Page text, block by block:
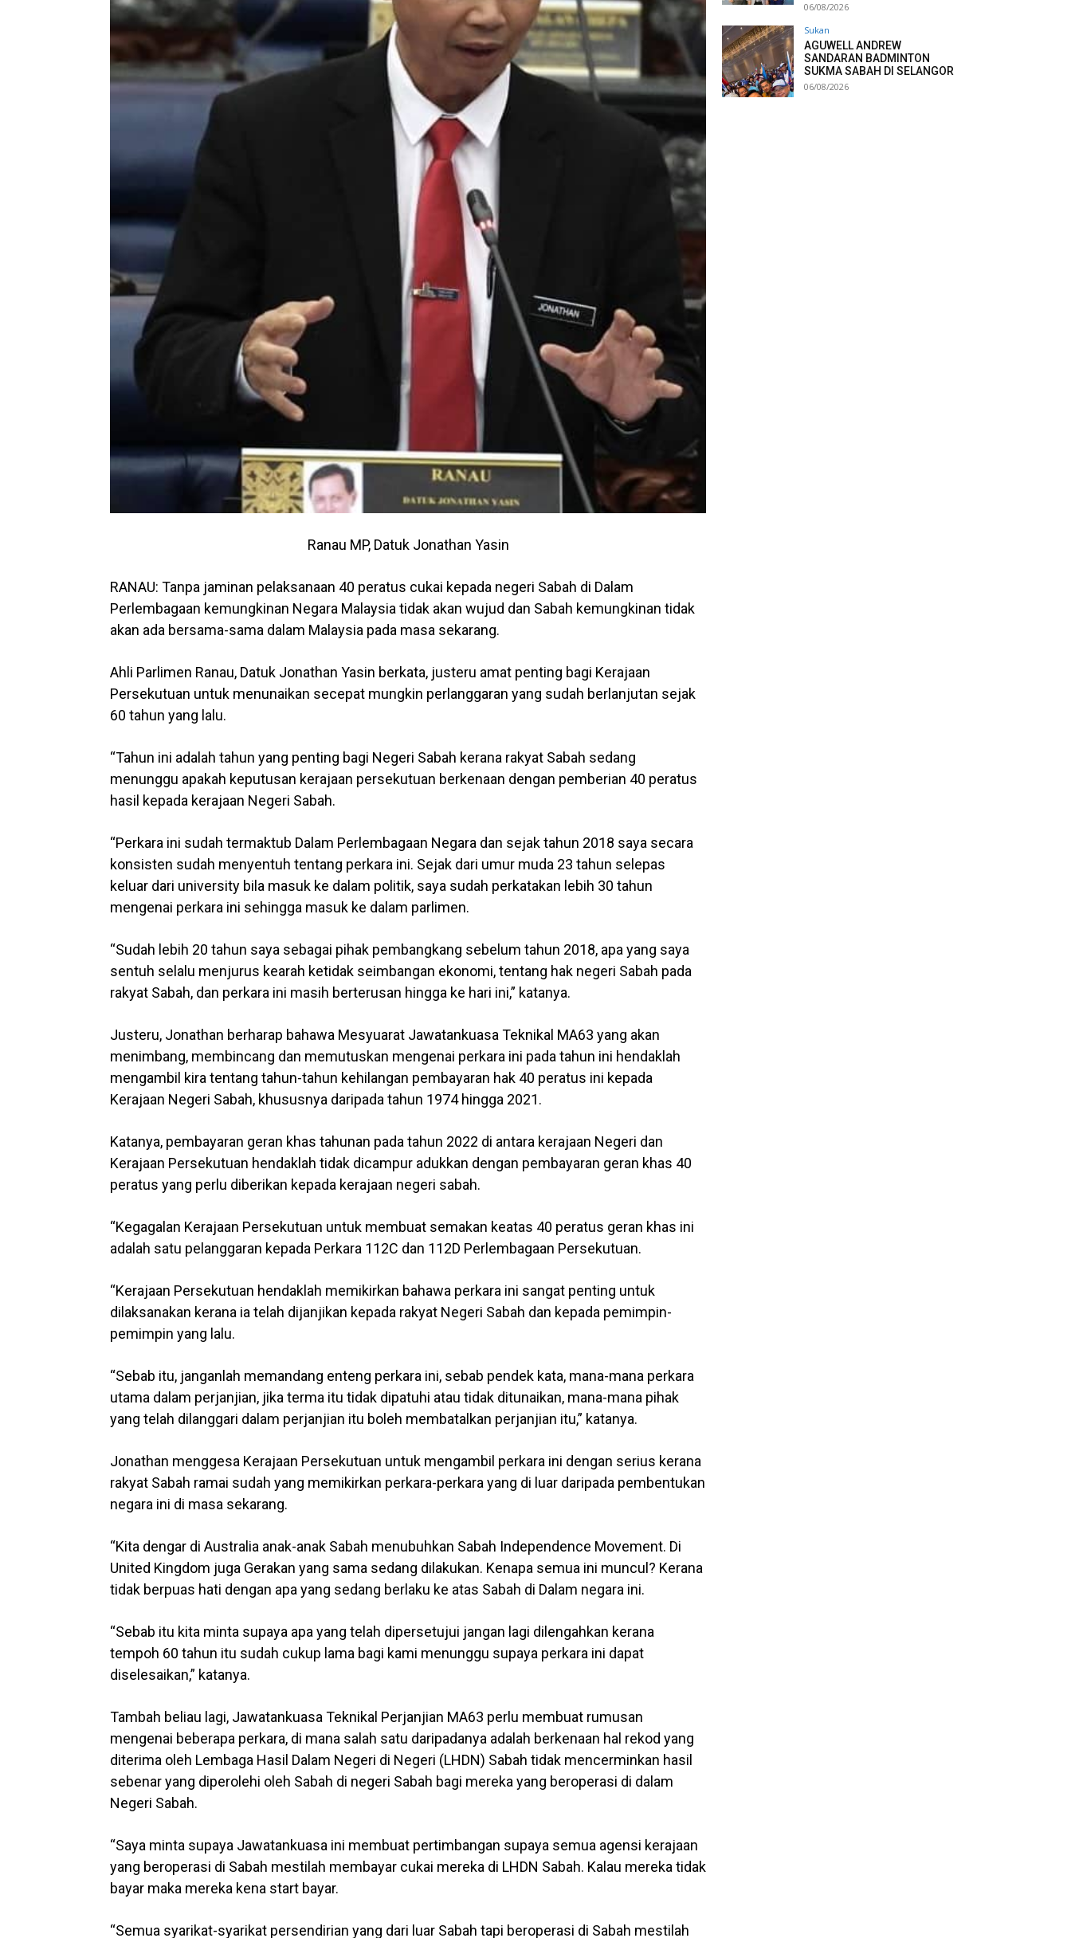
Ranau MP, Datuk Jonathan Yasin
RANAU: Tanpa jaminan pelaksanaan 40 peratus cukai kepada negeri Sabah di Dalam
Perlembagaan kemungkinan Negara Malaysia tidak akan wujud dan Sabah kemungkinan tidak
akan ada bersama-sama dalam Malaysia pada masa sekarang.
Ahli Parlimen Ranau, Datuk Jonathan Yasin berkata, justeru amat penting bagi Kerajaan
Persekutuan untuk menunaikan secepat mungkin perlanggaran yang sudah berlanjutan sejak
60 tahun yang lalu.
“Tahun ini adalah tahun yang penting bagi Negeri Sabah kerana rakyat Sabah sedang
menunggu apakah keputusan kerajaan persekutuan berkenaan dengan pemberian 40 peratus
hasil kepada kerajaan Negeri Sabah.
“Perkara ini sudah termaktub Dalam Perlembagaan Negara dan sejak tahun 2018 saya secara
konsisten sudah menyentuh tentang perkara ini. Sejak dari umur muda 23 tahun selepas
keluar dari university bila masuk ke dalam politik, saya sudah perkatakan lebih 30 tahun
mengenai perkara ini sehingga masuk ke dalam parlimen.
“Sudah lebih 20 tahun saya sebagai pihak pembangkang sebelum tahun 2018, apa yang saya
sentuh selalu menjurus kearah ketidak seimbangan ekonomi, tentang hak negeri Sabah pada
rakyat Sabah, dan perkara ini masih berterusan hingga ke hari ini,” katanya.
Justeru, Jonathan berharap bahawa Mesyuarat Jawatankuasa Teknikal MA63 yang akan
menimbang, membincang dan memutuskan mengenai perkara ini pada tahun ini hendaklah
mengambil kira tentang tahun-tahun kehilangan pembayaran hak 40 peratus ini kepada
Kerajaan Negeri Sabah, khususnya daripada tahun 1974 hingga 2021.
Katanya, pembayaran geran khas tahunan pada tahun 2022 di antara kerajaan Negeri dan
Kerajaan Persekutuan hendaklah tidak dicampur adukkan dengan pembayaran geran khas 40
peratus yang perlu diberikan kepada kerajaan negeri sabah.
“Kegagalan Kerajaan Persekutuan untuk membuat semakan keatas 40 peratus geran khas ini
adalah satu pelanggaran kepada Perkara 112C dan 112D Perlembagaan Persekutuan.
“Kerajaan Persekutuan hendaklah memikirkan bahawa perkara ini sangat penting untuk
dilaksanakan kerana ia telah dijanjikan kepada rakyat Negeri Sabah dan kepada pemimpin-
pemimpin yang lalu.
“Sebab itu, janganlah memandang enteng perkara ini, sebab pendek kata, mana-mana perkara
utama dalam perjanjian, jika terma itu tidak dipatuhi atau tidak ditunaikan, mana-mana pihak
yang telah dilanggari dalam perjanjian itu boleh membatalkan perjanjian itu,” katanya.
Jonathan menggesa Kerajaan Persekutuan untuk mengambil perkara ini dengan serius kerana
rakyat Sabah ramai sudah yang memikirkan perkara-perkara yang di luar daripada pembentukan
negara ini di masa sekarang.
“Kita dengar di Australia anak-anak Sabah menubuhkan Sabah Independence Movement. Di
United Kingdom juga Gerakan yang sama sedang dilakukan. Kenapa semua ini muncul? Kerana
tidak berpuas hati dengan apa yang sedang berlaku ke atas Sabah di Dalam negara ini.
“Sebab itu kita minta supaya apa yang telah dipersetujui jangan lagi dilengahkan kerana
tempoh 60 tahun itu sudah cukup lama bagi kami menunggu supaya perkara ini dapat
diselesaikan,” katanya.
Tambah beliau lagi, Jawatankuasa Teknikal Perjanjian MA63 perlu membuat rumusan
mengenai beberapa perkara, di mana salah satu daripadanya adalah berkenaan hal rekod yang
diterima oleh Lembaga Hasil Dalam Negeri di Negeri (LHDN) Sabah tidak mencerminkan hasil
sebenar yang diperolehi oleh Sabah di negeri Sabah bagi mereka yang beroperasi di dalam
Negeri Sabah.
“Saya minta supaya Jawatankuasa ini membuat pertimbangan supaya semua agensi kerajaan
yang beroperasi di Sabah mestilah membayar cukai mereka di LHDN Sabah. Kalau mereka tidak
bayar maka mereka kena start bayar.
“Semua syarikat-syarikat persendirian yang dari luar Sabah tapi beroperasi di Sabah mestilah
06/08/2026
Sukan
AGUWELL ANDREW
SANDARAN BADMINTON
SUKMA SABAH DI SELANGOR
06/08/2026